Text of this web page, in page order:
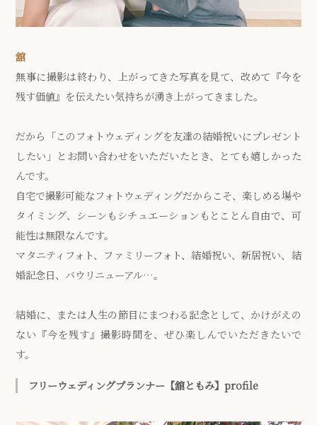
舘
無事に撮影は終わり、上がってきた写真を見て、改めて『今を
残す価値』を伝えたい気持ちが湧き上がってきました。
だから「このフォトウェディングを友達の結婚祝いにプレゼント
したい」とお問い合わせをいただいたとき、とても嬉しかった
んです。
自宅で撮影可能なフォトウェディングだからこそ、楽しめる場や
タイミング、シーンもシチュエーションもとことん自由で、可
能性は無限なんです。
マタニティフォト、ファミリーフォト、結婚祝い、新居祝い、結
婚記念日、バウリニューアル…。
結婚に、または人生の節目にまつわる記念として、かけがえの
ない『今を残す』撮影時間を、ぜひ楽しんでいただきたいで
す。
フリーウェディングプランナー【舘ともみ】profile